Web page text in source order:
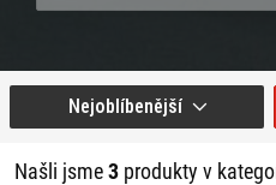
Našli jsme3 produkty v
Nejoblíbenější